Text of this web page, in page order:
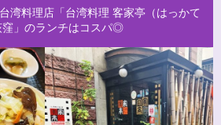
湾料理店「台湾料理 客家亭（はっかて
窪」のランチはコスパ◎